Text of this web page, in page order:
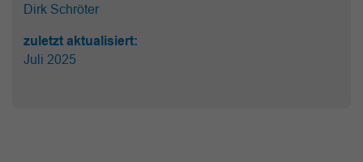
Dirk Schröter
zuletzt aktualisiert:
Juli 2025